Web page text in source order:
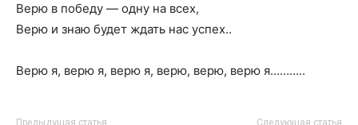
Верю в победу — одну на всех,
Верю и знаю будет ждать нас успех..
Верю я, верю я, верю я, верю, верю, верю я………..
Предыдущая статья Следующая статья